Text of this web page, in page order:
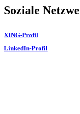
Soziale
XING-Profil
LinkedIn-Profil